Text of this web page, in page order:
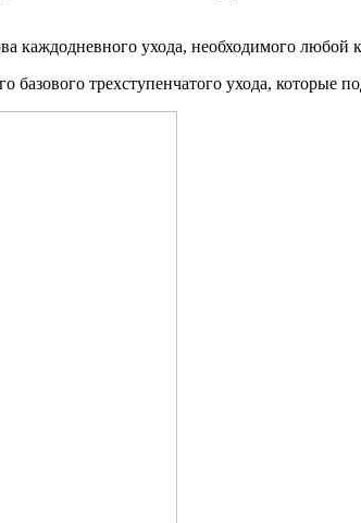
каждодневного ухода, необходимого любой
базового трехступенчатого ухода,